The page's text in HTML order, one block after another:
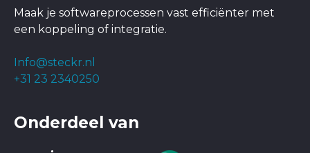
Maak je softwareprocessen vast efficiënter met
een koppeling of integratie.
Info@steckr.nl
+31 23 2340250
Onderdeel van